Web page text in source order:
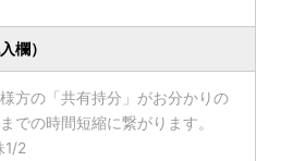
欄）
方の「共有持分」がお分かりの
での時間短縮に繋がります。
1/2